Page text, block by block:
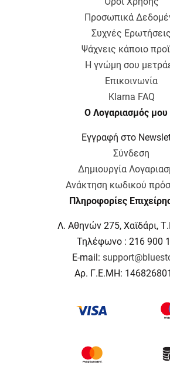
Προσωπικά
Συχνές Ερωτήσεις
Ψάχνεις κάποιο
Η γνώμη σου
Επικοινωνία
Klarna FAQ
Ο Λογαριασμός μου
Εγγραφή στο
Σύνδεση
Δημιουργία
Ανάκτηση κωδικού
Πληροφορίες
Λ. Αθηνών 275, Χαϊδάρι,
Τηλέφωνο : 216 900
E-mail:
Αρ. Γ.Ε.ΜΗ: